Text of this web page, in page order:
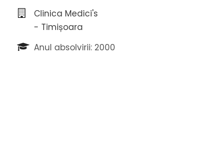
Clinica Medici's
- Timișoara
Anul absolvirii: 2000